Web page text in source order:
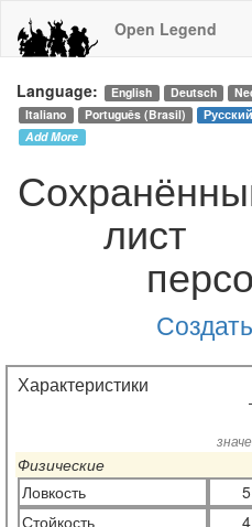
Open Legend
Language: English Deutsch
Italiano
Português (Brasil) Русский
Add More
лист
Характеристики
Физические
Ловкость
5
Стойкость
4